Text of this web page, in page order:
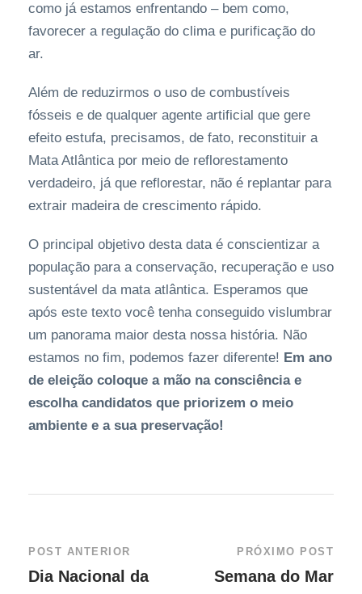
como já estamos enfrentando – bem como,
favorecer a regulação do clima e purificação do
ar.
Além de reduzirmos o uso de combustíveis
fósseis e de qualquer agente artificial que gere
efeito estufa, precisamos, de fato, reconstituir a
Mata Atlântica por meio de reflorestamento
verdadeiro, já que reflorestar, não é replantar para
extrair madeira de crescimento rápido.
O principal objetivo desta data é conscientizar a
população para a conservação, recuperação e uso
sustentável da mata atlântica. Esperamos que
após este texto você tenha conseguido vislumbrar
um panorama maior desta nossa história. Não
estamos no fim, podemos fazer diferente! Em ano
de eleição coloque a mão na consciência e
escolha candidatos que priorizem o meio
ambiente e a sua preservação!
POST ANTERIOR
Dia Nacional da
PRÓXIMO POST
Semana do Mar